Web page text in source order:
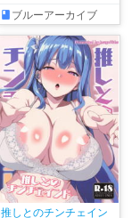
ブルーアーカイブ
推しとのチンチェイン